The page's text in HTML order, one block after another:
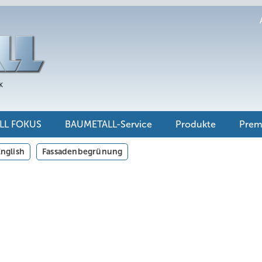
FOKUS BAUMETALL-Service Produkte
Fassadenbegrünung